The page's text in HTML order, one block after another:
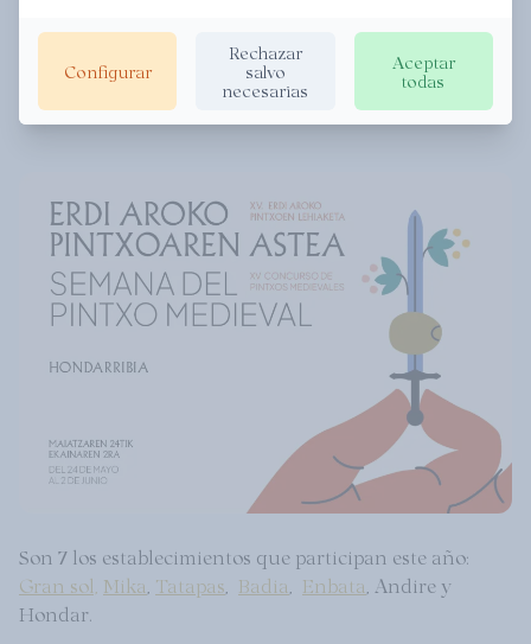
Son 7 los establecimientos que participan este año:
Gran sol, Mika Tatapas Badia Enbata , Andire y
Hondar.
Configurar
Rechazar
salvo
necesarias
Aceptar
todas